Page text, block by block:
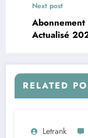
Next post
Actualisé
RELATED
Letrank